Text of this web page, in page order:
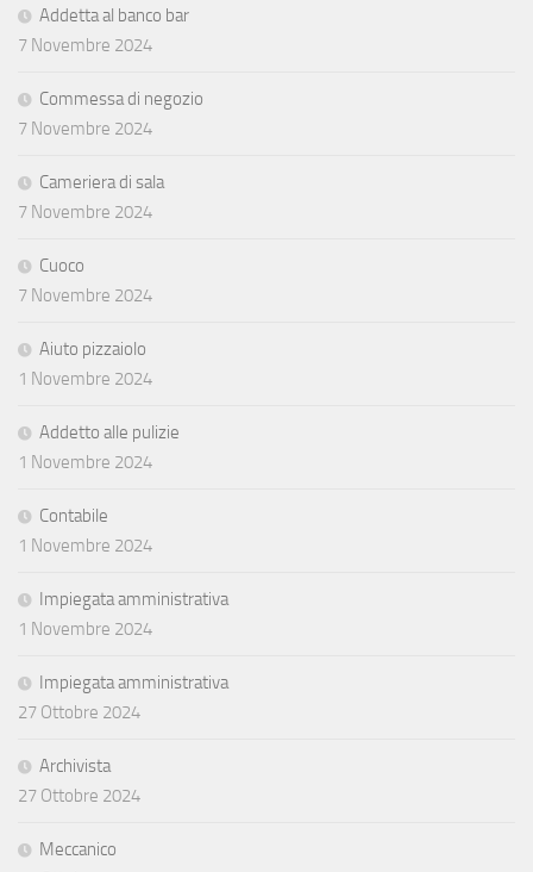
Addetta al banco bar
7 Novembre 2024
Commessa di negozio
7 Novembre 2024
Cameriera di sala
7 Novembre 2024
Cuoco
7 Novembre 2024
Aiuto pizzaiolo
1 Novembre 2024
Addetto alle pulizie
1 Novembre 2024
Contabile
1 Novembre 2024
Impiegata amministrativa
1 Novembre 2024
Impiegata amministrativa
27 Ottobre 2024
Archivista
27 Ottobre 2024
Meccanico